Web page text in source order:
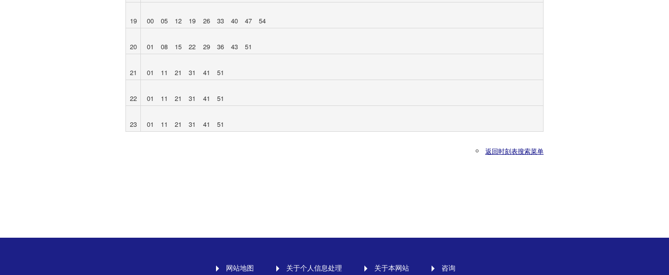
19 00 05 12 19 26 33 40 47 54
20 01 08 15 22 29 36 43 51
21 01 11 21 31 41 51
22 01 11 21 31 41 51
23 01 11 21 31 41 51
返回时刻表搜索菜单
网站地图 关于个人信息处理 关于本网站 咨询